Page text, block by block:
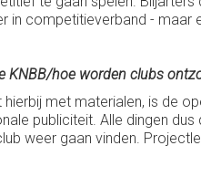
in competitieverband - maar
KNBB/hoe worden clubs
hierbij met materialen, is de
publiciteit. Alle dingen
weer gaan vinden.